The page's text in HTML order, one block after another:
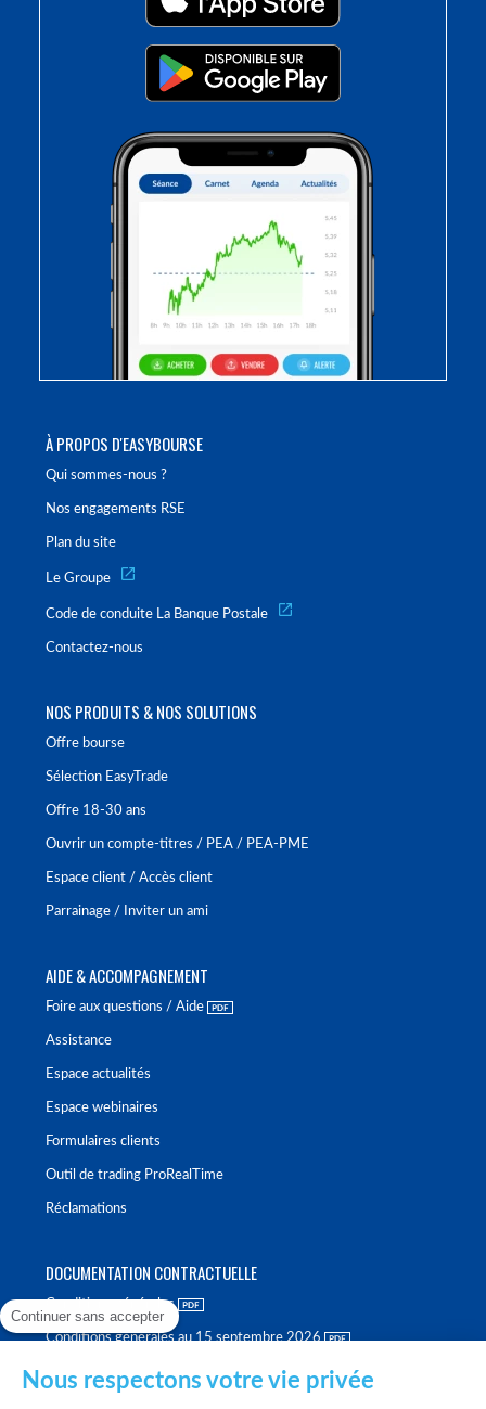
À PROPOS D'EASYBOURSE
Qui sommes-nous ?
Nos engagements RSE
Plan du site
Le Groupe
Code de conduite La Banque Postale
Contactez-nous
NOS PRODUITS & NOS SOLUTIONS
Offre bourse
Sélection EasyTrade
Offre 18-30 ans
Ouvrir un compte-titres / PEA / PEA-PME
Espace client / Accès client
Parrainage / Inviter un ami
AIDE & ACCOMPAGNEMENT
Foire aux questions / Aide
Assistance
Espace actualités
Espace webinaires
Formulaires clients
Outil de trading ProRealTime
Réclamations
DOCUMENTATION CONTRACTUELLE
Conditions générales
Conditions générales au 15 septembre 2026
Continuer sans accepter
Nous respectons votre vie privée